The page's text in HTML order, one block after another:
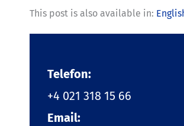
This post is also available in:
Telefon:
+4 021 318 15 66
Email: